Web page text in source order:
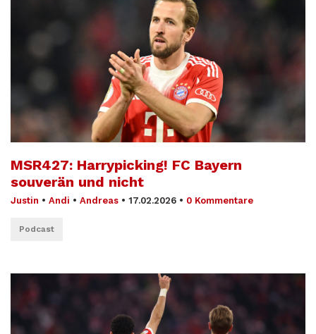
MSR427: Harrypicking! FC Bayern
souverän und nicht
Justin • Andi • Andreas • 17.02.2026 • 0 Kommentare
Podcast